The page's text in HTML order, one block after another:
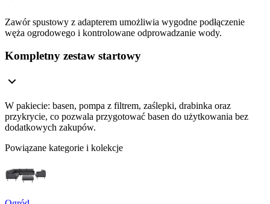
Zawór spustowy z adapterem umożliwia wygodne podłączenie
węża ogrodowego i kontrolowane odprowadzanie wody.
Kompletny zestaw startowy
W pakiecie: basen, pompa z filtrem, zaślepki, drabinka oraz
przykrycie, co pozwala przygotować basen do użytkowania bez
dodatkowych zakupów.
Powiązane kategorie i kolekcje